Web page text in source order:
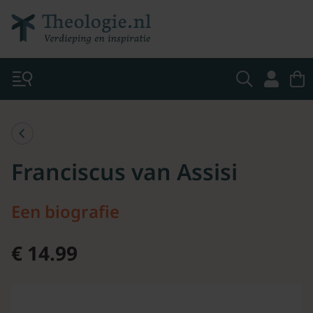
Franciscus van Assisi
Een biografie
€ 14.99